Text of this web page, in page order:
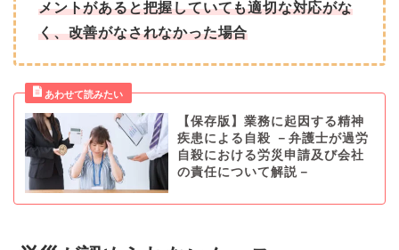
メントがあると把握していても適切な対応がな
く、改善がなされなかった場合
【保存版】業務に起因する精神
疾患による自殺 －弁護士が過労
自殺における労災申請及び会社
の責任について解説－